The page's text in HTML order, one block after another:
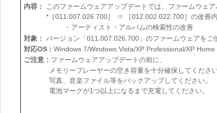
内容：
このファームウェアアップデートでは、ファームウェ
*［011.007.026.700］ ⇒ ［012.002.022.700］の改善
・ アーティスト・アルバムの検索性の改善
対象： バージョン「011.007.026.700」のファームウェアをご
対応OS： Windows 7/Windows Vista/XP Professional/XP Home
ご注意： ファームウェアアップデートの前に、
メモリープレーヤーの空き容量を十分確保してくだ
写真、音楽ファイル等をバックアップしてください。
電池マークが1つ以上になるまで充電してください。